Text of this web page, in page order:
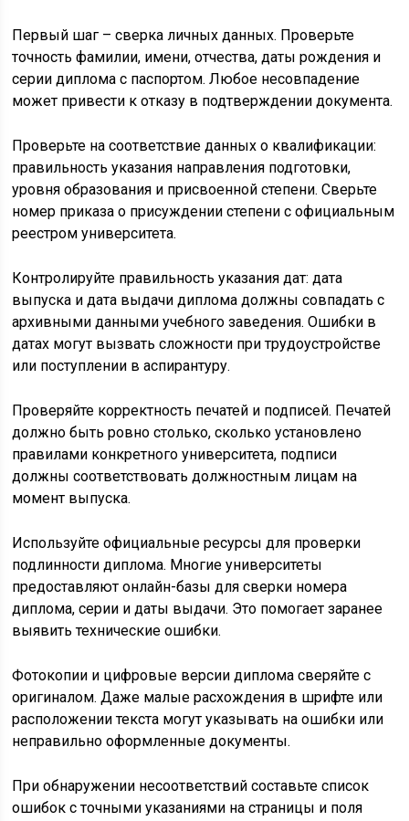
Первый шаг – сверка личных данных. Проверьте
точность фамилии, имени, отчества, даты рождения и
серии диплома с паспортом. Любое несовпадение
может привести к отказу в подтверждении документа.
Проверьте на соответствие данных о квалификации:
правильность указания направления подготовки,
уровня образования и присвоенной степени. Сверьте
номер приказа о присуждении степени с официальным
реестром университета.
Контролируйте правильность указания дат: дата
выпуска и дата выдачи диплома должны совпадать с
архивными данными учебного заведения. Ошибки в
датах могут вызвать сложности при трудоустройстве
или поступлении в аспирантуру.
Проверяйте корректность печатей и подписей. Печатей
должно быть ровно столько, сколько установлено
правилами конкретного университета, подписи
должны соответствовать должностным лицам на
момент выпуска.
Используйте официальные ресурсы для проверки
подлинности диплома. Многие университеты
предоставляют онлайн-базы для сверки номера
диплома, серии и даты выдачи. Это помогает заранее
выявить технические ошибки.
Фотокопии и цифровые версии диплома сверяйте с
оригиналом. Даже малые расхождения в шрифте или
расположении текста могут указывать на ошибки или
неправильно оформленные документы.
При обнаружении несоответствий составьте список
ошибок с точными указаниями на страницы и поля